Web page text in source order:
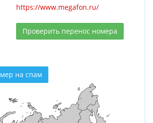
https://www.megafon.ru/
Проверить перенос номера
на спам